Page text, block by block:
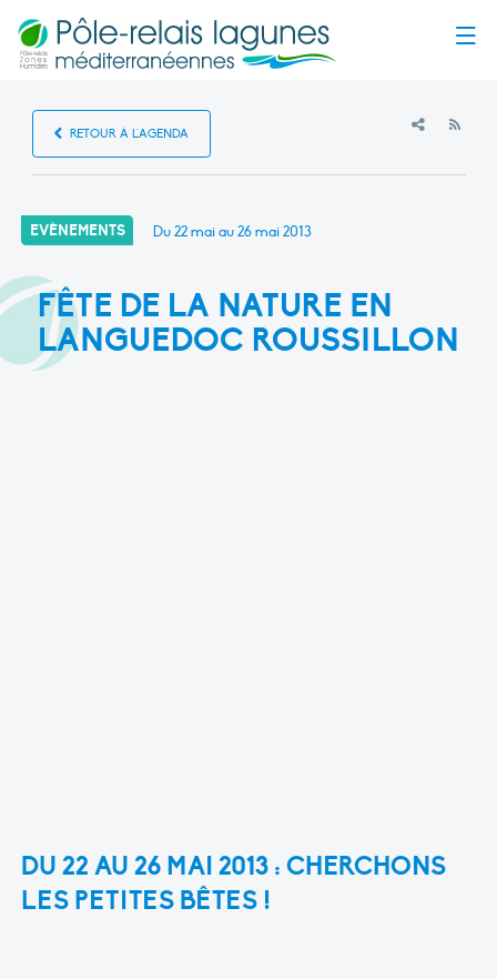
RETOUR À L'AGENDA
EVÈNEMENTS Du 22 mai au 26 mai 2013
FÊTE DE LA NATURE EN
LANGUEDOC ROUSSILLON
DU 22 AU 26 MAI 2013 : CHERCHONS
LES PETITES BÊTES !